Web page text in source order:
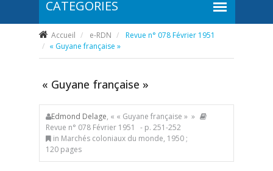
Accueil e-RDN
Revue n° 078 Février 1951
« Guyane française »
« Guyane française »
Edmond Delage, « « Guyane française » »
Revue n° 078 Février 1951
- p. 251-252
in Marchés coloniaux du monde, 1950 ;
120 pages